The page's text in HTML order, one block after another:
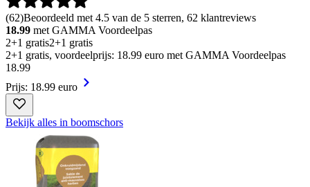
(62)Beoordeeld met 4.5 van de 5 sterren, 62 klantreviews
18.99 met GAMMA Voordeelpas
2+1 gratis2+1 gratis
2+1 gratis, voordeelprijs: 18.99 euro met GAMMA Voordeelpas
18.99
Prijs: 18.99 euro
Bekijk alles in boomschors